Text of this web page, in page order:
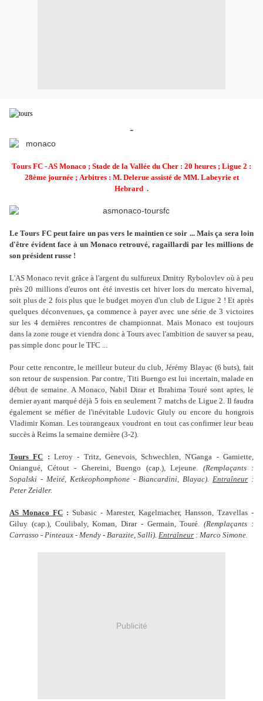
-
Tours FC - AS Monaco ; Stade de la Vallée du Cher : 20 heures ; Ligue 2 :
28ème journée ; Arbitres : M. Delerue assisté de MM. Labeyrie et
Hebrard .
Le Tours FC peut faire un pas vers le maintien ce soir ... Mais ça sera loin
d'être évident face à un Monaco retrouvé, ragaillardi par les millions de
son président russe !
L'AS Monaco revit grâce à l'argent du sulfureux Dmitry Rybolovlev où à peu
près 20 millions d'euros ont été investis cet hiver lors du mercato hivernal,
soit plus de 2 fois plus que le budget moyen d'un club de Ligue 2 ! Et après
quelques déconvenues, ça commence à payer avec une série de 3 victoires
sur les 4 dernières rencontres de championnat. Mais Monaco est toujours
dans la zone rouge et viendra donc à Tours avec l'ambition de sauver sa peau,
pas simple donc pour le TFC ...
Pour cette rencontre, le meilleur buteur du club, Jérémy Blayac (6 buts), fait
son retour de suspension. Par contre, Titi Buengo est lui incertain, malade en
début de semaine. A Monaco, Nabil Dirar et Ibrahima Touré sont aptes, le
dernier ayant marqué déjà 5 fois en seulement 7 matchs de Ligue 2. Il faudra
également se méfier de l'inévitable Ludovic Giuly ou encore du hongrois
Vladimir Koman. Les tourangeaux voudront en tout cas confirmer leur beau
succès à Reims la semaine dernière (3-2).
Tours FC : Leroy - Tritz, Genevois, Schwechlen, N'Ganga - Gamiette,
Oniangué, Cétout - Ghereini, Buengo (cap.), Lejeune. (Remplaçants :
Sopalski - Meité, Ketkeophomphone - Biancardini, Blayac). Entraîneur :
Peter Zeidler.
AS Monaco FC : Subasic - Marester, Kagelmacher, Hansson, Tzavellas -
Giluy (cap.), Coulibaly, Koman, Dirar - Germain, Touré.(Remplaçants :
Carrasso - Pinteaux - Mendy - Barazite, Salli). Entraîneur : Marco Simone.
Publicité